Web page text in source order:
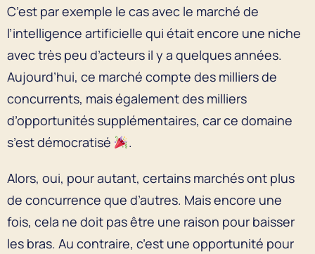
C’est par exemple le cas avec le marché de
l’intelligence artificielle qui était encore une niche
avec très peu d’acteurs il y a quelques années.
Aujourd’hui, ce marché compte des milliers de
concurrents, mais également des milliers
d’opportunités supplémentaires, car ce domaine
s’est démocratisé
.
Alors, oui, pour autant, certains marchés ont plus
de concurrence que d’autres. Mais encore une
fois, cela ne doit pas être une raison pour baisser
les bras. Au contraire, c’est une opportunité pour